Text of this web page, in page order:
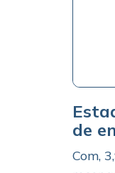
de
Com,